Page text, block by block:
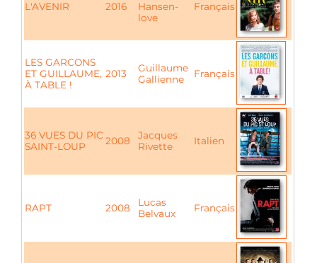
L'AVENIR 2016
Hansen-
love
Français
LES GARCONS
ET GUILLAUME,
À TABLE !
2013
Guillaume
Gallienne
Français
36 VUES DU PIC
SAINT-LOUP
2008
Jacques
Rivette
Italien
RAPT 2008
Lucas
Belvaux
Français